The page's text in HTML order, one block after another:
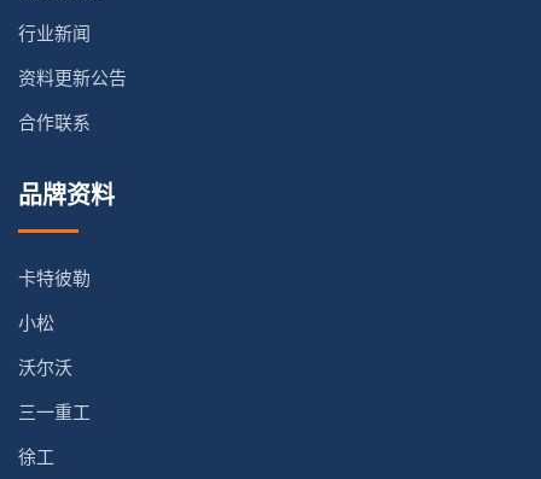
行业新闻
资料更新公告
合作联系
品牌资料
卡特彼勒
小松
沃尔沃
三一重工
徐工